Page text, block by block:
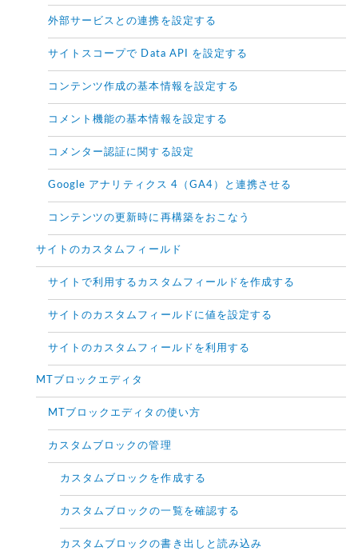
外部サービスとの連携を設定する
サイトスコープで Data API を設定する
コンテンツ作成の基本情報を設定する
コメント機能の基本情報を設定する
コメンター認証に関する設定
Google アナリティクス 4（GA4）と連携させる
コンテンツの更新時に再構築をおこなう
サイトのカスタムフィールド
サイトで利用するカスタムフィールドを作成する
サイトのカスタムフィールドに値を設定する
サイトのカスタムフィールドを利用する
MTブロックエディタ
MTブロックエディタの使い方
カスタムブロックの管理
カスタムブロックを作成する
カスタムブロックの一覧を確認する
カスタムブロックの書き出しと読み込み